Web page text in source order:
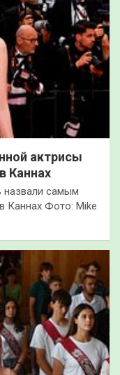
актрисы
Каннах
назвали самым
Каннах Фото: Mike